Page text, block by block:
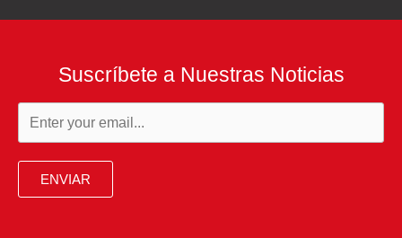
Suscríbete a Nuestras Noticias
ENVIAR